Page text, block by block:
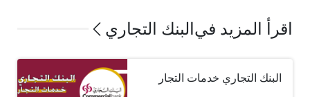
اقرأ المزيد في البنك التجاري
البنك التجاري خدمات التجار